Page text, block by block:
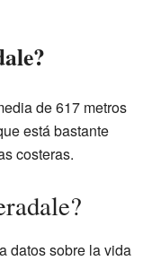
de 617 metros
está bastante
costeras.
datos sobre la vida